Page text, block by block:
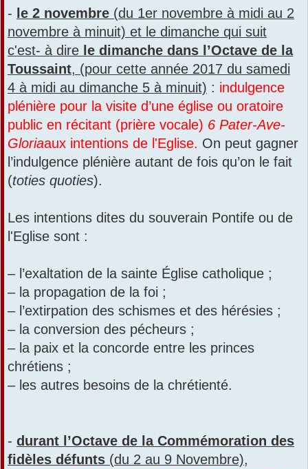
- le 2 novembre (du 1er novembre à midi au 2
novembre à minuit) et le dimanche qui suit
c'est- à dire le dimanche dans l’Octave de la
Toussaint, (pour cette année 2017 du samedi
4 à midi au dimanche 5 à minuit) : indulgence
plénière pour la visite d’une église ou oratoire
public en récitant (prière vocale) 6 Pater-Ave-
Gloriaaux intentions de l'Eglise. On peut gagner
l’indulgence plénière autant de fois qu’on le fait
(toties quoties).
Les intentions dites du souverain Pontife ou de
l'Eglise sont :
– l’exaltation de la sainte Église catholique ;
– la propagation de la foi ;
– l’extirpation des schismes et des hérésies ;
– la conversion des pécheurs ;
– la paix et la concorde entre les princes
chrétiens ;
– les autres besoins de la chrétienté.
- durant l’Octave de la Commémoration des
fidèles défunts (du 2 au 9 Novembre),